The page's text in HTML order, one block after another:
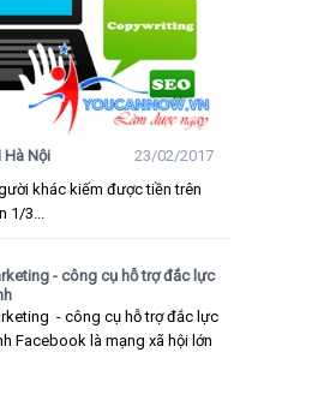
Hà Nội
23/02/2017
khác kiếm được tiền trên
3...
- công cụ hỗ trợ đắc lực
- công cụ hỗ trợ đắc lực
Facebook là mạng xã hội lớn